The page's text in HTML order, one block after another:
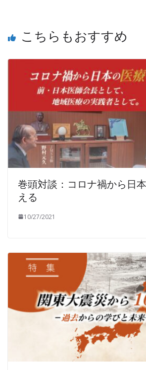
こちらもおすすめ
巻頭対談：コロナ禍から日
える
10/27/2021